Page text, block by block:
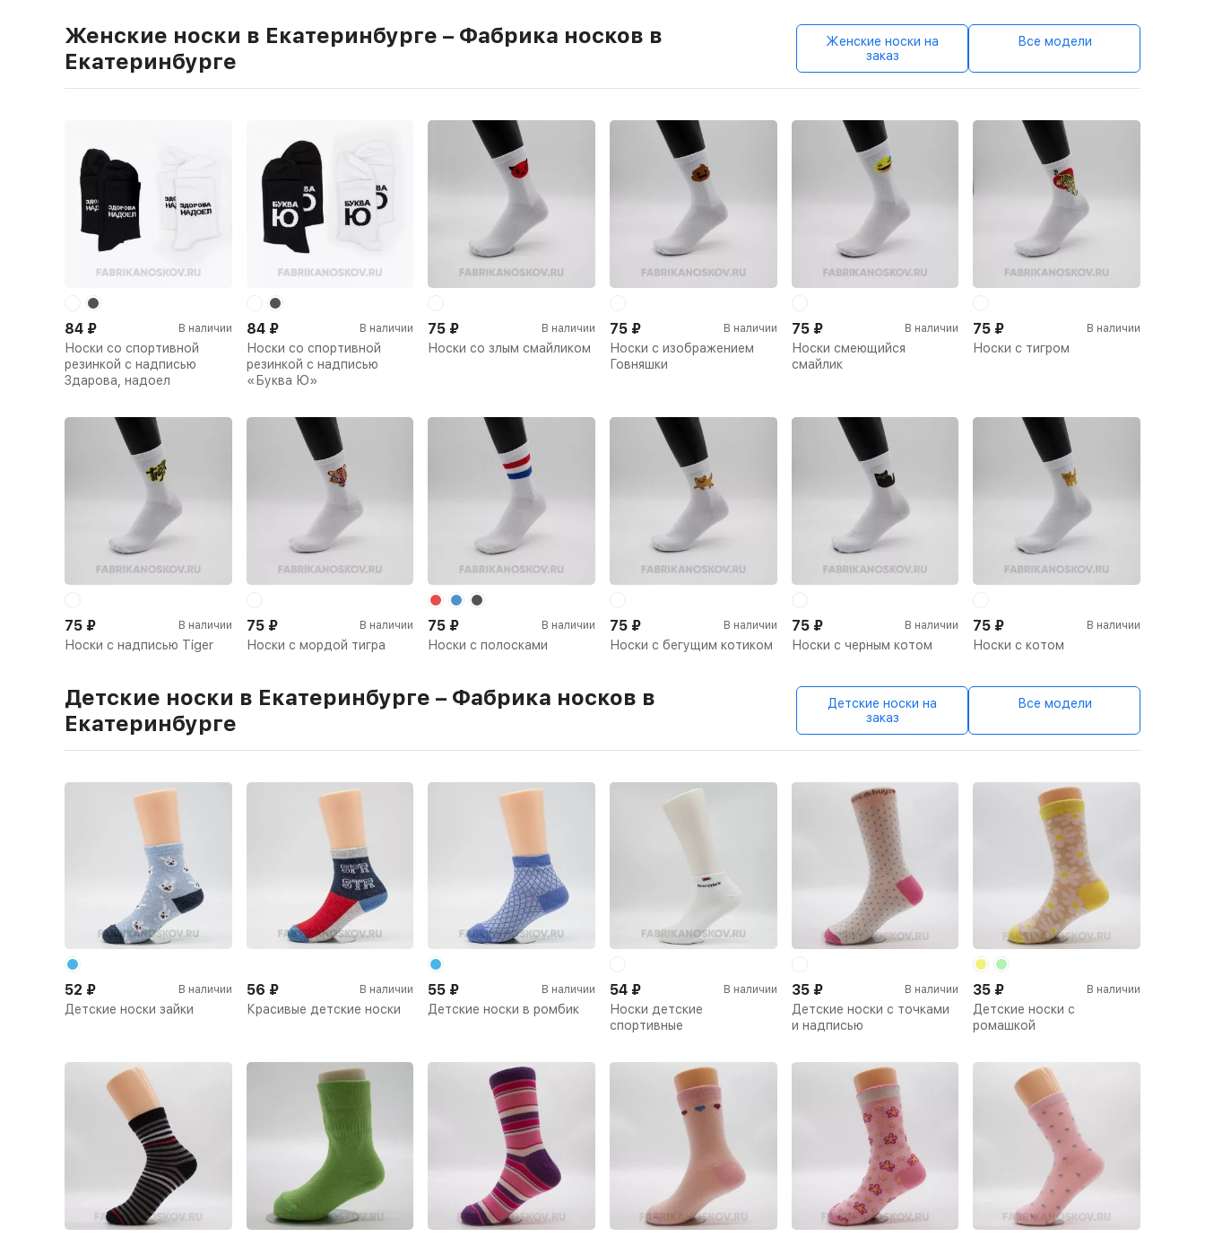
Женские носки в Екатеринбурге – Фабрика носков в
Екатеринбурге
Женские носки на
заказ
Все модели
Носки со спортивной
резинкой с надписью
Здарова, надоел
84 ₽ В наличии
Носки со спортивной
резинкой с надписью
«Буква Ю»
84 ₽ В наличии
Носки со злым смайликом
75 ₽ В наличии
Носки с изображением
Говняшки
75 ₽ В наличии
Носки смеющийся
смайлик
75 ₽ В наличии
Носки с тигром
75 ₽ В наличии
Носки с надписью Tiger
75 ₽ В наличии
Носки с мордой тигра
75 ₽ В наличии
Носки с полосками
75 ₽ В наличии
Носки с бегущим котиком
75 ₽ В наличии
Носки с черным котом
75 ₽ В наличии
Носки с котом
75 ₽ В наличии
Детские носки в Екатеринбурге – Фабрика носков в
Екатеринбурге
Детские носки на
заказ
Все модели
Детские носки зайки
52 ₽ В наличии
Красивые детские носки
56 ₽ В наличии
Детские носки в ромбик
55 ₽ В наличии
Носки детские
спортивные
54 ₽ В наличии
Детские носки с точками
и надписью
35 ₽ В наличии
Детские носки с
ромашкой
35 ₽ В наличии